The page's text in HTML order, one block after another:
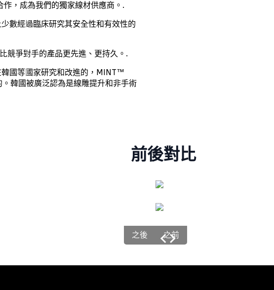
，成為我們的獨家線材供應商。.
數經過臨床研究其安全性和有效性的
競爭對手的產品更先進、更持久。.
國等國家研究和改進的，MINT™
韓國被廣泛認為是線雕提升和非手術
前後對比
之後 之前